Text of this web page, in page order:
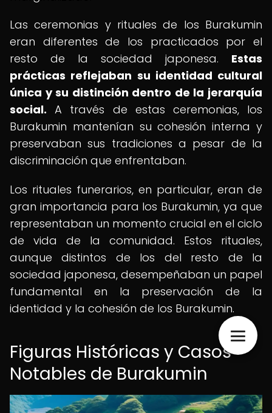
Las ceremonias y rituales de los Burakumin
eran diferentes de los practicados por el
resto de la sociedad japonesa. Estas
prácticas reflejaban su identidad cultural
única y su distinción dentro de la jerarquía
social. A través de estas ceremonias, los
Burakumin mantenían su cohesión interna y
preservaban sus tradiciones a pesar de la
discriminación que enfrentaban.
Los rituales funerarios, en particular, eran de
gran importancia para los Burakumin, ya que
representaban un momento crucial en el ciclo
de vida de la comunidad. Estos rituales,
aunque distintos de los del resto de la
sociedad japonesa, desempeñaban un papel
fundamental en la preservación de la
identidad y la cohesión de los Burakumin.
Figuras Históricas y Casos
Notables de Burakumin